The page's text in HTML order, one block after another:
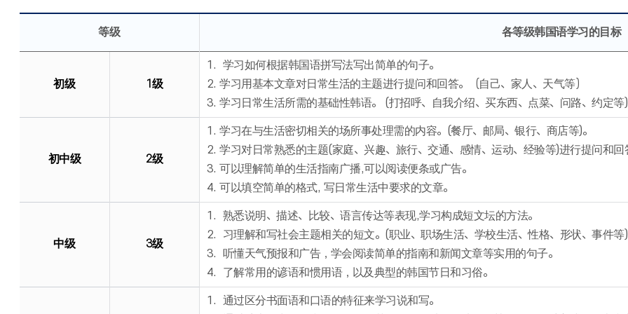
等级 各等级韩国语学习的目标
初级 1级
1. 学习如何根据韩国语拼写法写出简单的句子。
2. 学习用基本文章对日常生活的主题进行提问和回答。（自己、家人、天气等）
3. 学习日常生活所需的基础性韩语。 (打招呼、自我介绍、买东西、点菜、问路、约定等)
初中级 2级
1. 学习在与生活密切相关的场所事处理需的内容。(餐厅、邮局、银行、商店等)。
2. 学习对日常熟悉的主题(家庭、兴趣、旅行、交通、感情、运动、经验等)进行提问和回
3. 可以理解简单的生活指南广播,可以阅读便条或广告。
4. 可以填空简单的格式, 写日常生活中要求的文章。
中级 3级
1. 熟悉说明、描述、比较、语言传达等表现,学习构成短文坛的方法。
2. 习理解和写社会主题相关的短文。(职业、职场生活、学校生活、性格、形状、事件等)
3. 听懂天气预报和广告，学会阅读简单的指南和新闻文章等实用的句子。
4. 了解常用的谚语和惯用语，以及典型的韩国节日和习俗。
1. 通过区分书面语和口语的特征来学习说和写。